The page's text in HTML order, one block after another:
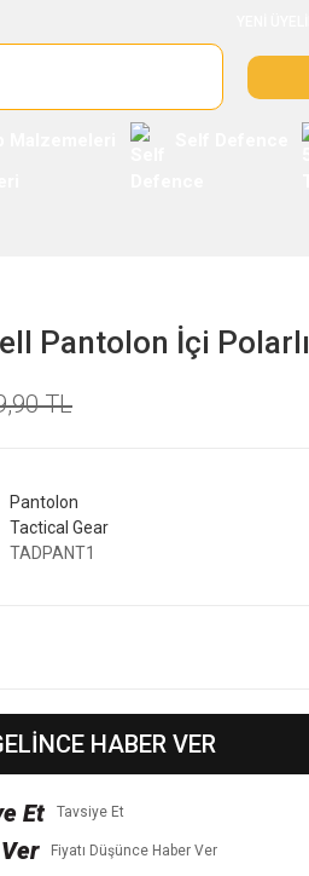
Pantolon İçi Polarlı
TL
Pantolon
Tactical Gear
TADPANT1
HABER VER
Tavsiye Et
Fiyatı Düşünce Haber Ver